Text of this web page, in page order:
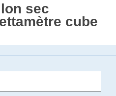
sec
cube